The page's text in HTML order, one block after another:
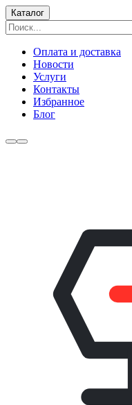
Каталог
Оплата и доставка
Новости
Услуги
Контакты
Избранное
Блог